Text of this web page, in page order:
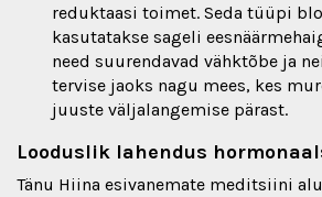
reduktaasi toimet. Seda tüüpi
kasutatakse sageli
need suurendavad vähktõbe ja
tervise jaoks nagu mees, kes
juuste väljalangemise pärast.
Looduslik lahendus
Tänu Hiina esivanemate meditsiini